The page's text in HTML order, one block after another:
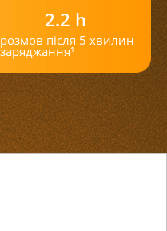
розмов після 5 хвилин
заряджання¹
2.2 h